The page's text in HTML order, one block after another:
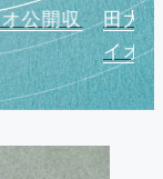
」×バ